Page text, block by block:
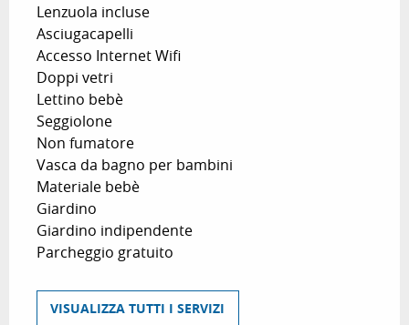
Lenzuola incluse
Asciugacapelli
Accesso Internet Wifi
Doppi vetri
Lettino bebè
Seggiolone
Non fumatore
Vasca da bagno per bambini
Materiale bebè
Giardino
Giardino indipendente
Parcheggio gratuito
VISUALIZZA TUTTI I SERVIZI